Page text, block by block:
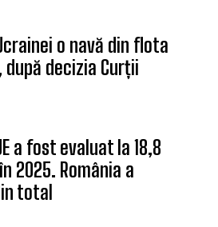
o navă din flota
decizia Curții
a fost evaluat la 18,8
2025. România a
total